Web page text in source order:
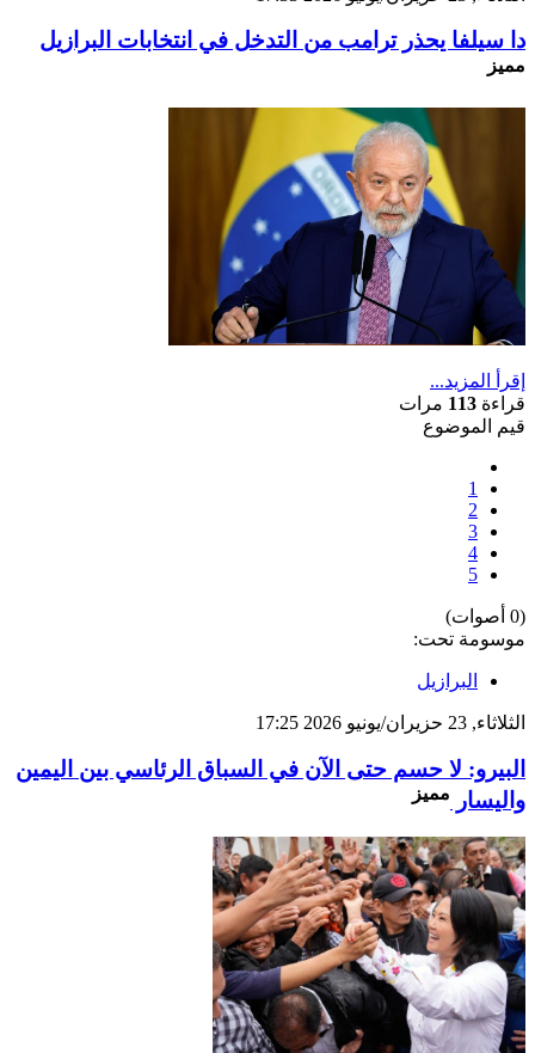
دا سيلفا يحذر ترامب من التدخل في انتخابات البرازيل
مميز
إقرأ المزيد...
قراءة 113 مرات
قيم الموضوع
1
2
3
4
5
(0 أصوات)
موسومة تحت:
البرازيل
الثلاثاء, 23 حزيران/يونيو 2026 17:25
البيرو: لا حسم حتى الآن في السباق الرئاسي بين اليمين
واليسار
مميز